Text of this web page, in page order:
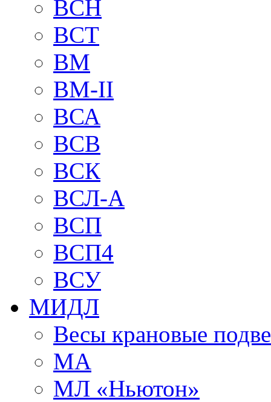
BCH
BCT
BM
BM-II
ВСА
ВСВ
ВСК
ВСЛ-А
ВСП
ВСП4
ВСУ
МИДЛ
Весы крановые
МА
МЛ «Ньютон»